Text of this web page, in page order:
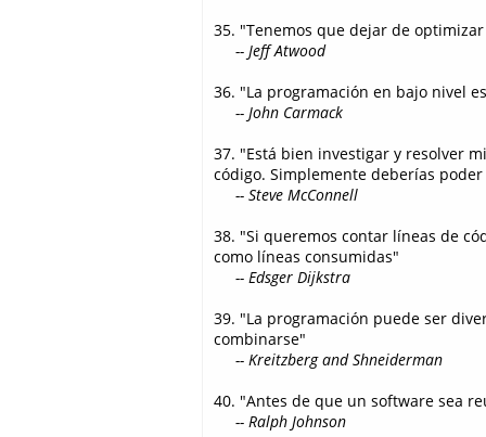
35. "Tenemos que dejar de
-- Jeff Atwood
36. "La programación en bajo nivel
-- John Carmack
37. "Está bien investigar y resolver
código. Simplemente deberías
-- Steve McConnell
38. "Si queremos contar líneas de
como líneas consumidas"
-- Edsger Dijkstra
39. "La programación puede ser
combinarse"
-- Kreitzberg and Shneiderman
40. "Antes de que un software sea
-- Ralph Johnson